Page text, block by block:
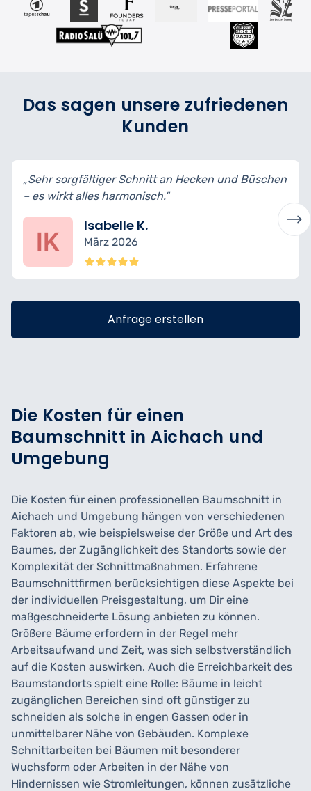
Das sagen unsere zufriedenen
Kunden
Schnitt an Hecken und Büschen
K.
„Termine pünktlich
Felix R.
Anfrage erstellen
Die Kosten für einen
Baumschnitt in Aichach und
Umgebung
Die Kosten für einen professionellen Baumschnitt in
Aichach und Umgebung hängen von verschiedenen
Faktoren ab, wie beispielsweise der Größe und Art des
Baumes, der Zugänglichkeit des Standorts sowie der
Komplexität der Schnittmaßnahmen. Erfahrene
Baumschnittfirmen berücksichtigen diese Aspekte bei
der individuellen Preisgestaltung, um Dir eine
maßgeschneiderte Lösung anbieten zu können.
Größere Bäume erfordern in der Regel mehr
Arbeitsaufwand und Zeit, was sich selbstverständlich
auf die Kosten auswirken. Auch die Erreichbarkeit des
Baumstandorts spielt eine Rolle: Bäume in leicht
zugänglichen Bereichen sind oft günstiger zu
schneiden als solche in engen Gassen oder in
unmittelbarer Nähe von Gebäuden. Komplexe
Schnittarbeiten bei Bäumen mit besonderer
Wuchsform oder Arbeiten in der Nähe von
Hindernissen wie Stromleitungen, können zusätzliche